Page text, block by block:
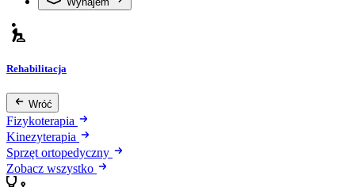
Rehabilitacja
Wróć
Fizykoterapia
Kinezyterapia
Sprzęt ortopedyczny
Zobacz wszystko